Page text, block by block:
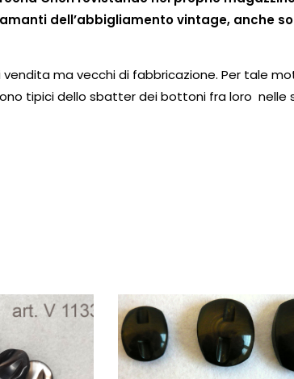
dell’abbigliamento vintage, anche
ma vecchi di fabbricazione. Per tale
tipici dello sbatter dei bottoni fra loro